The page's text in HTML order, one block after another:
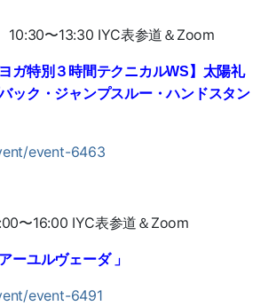
10:30〜13:30 IYC表参道＆Zoom
ガ特別３時間テクニカルWS】 太陽礼
ック・ジャンプスルー・ハンドスタン
event-6463
〜16:00 IYC表参道＆Zoom
ーユルヴェーダ 」
event-6491